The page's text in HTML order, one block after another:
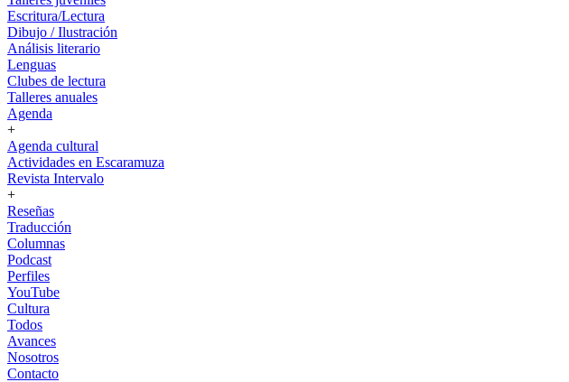
Escritura/Lectura
Dibujo / Ilustración
Análisis literario
Lenguas
Clubes de lectura
Talleres anuales
Agenda
+
Agenda cultural
Actividades en Escaramuza
Revista Intervalo
+
Reseñas
Traducción
Columnas
Podcast
Perfiles
YouTube
Cultura
Todos
Avances
Nosotros
Contacto